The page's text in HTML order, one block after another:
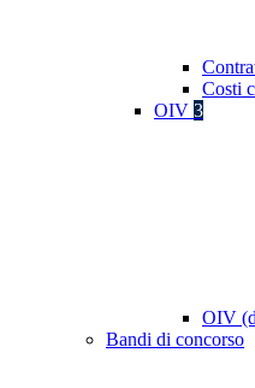
Costi
OIV 3
OIV
Bandi di concorso